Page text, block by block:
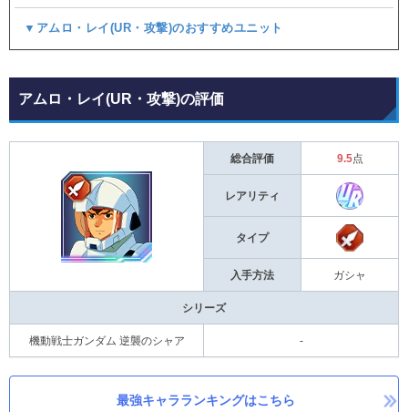
▼アムロ・レイ(UR・攻撃)のおすすめユニット
アムロ・レイ(UR・攻撃)の評価
総合評価 9.5点
レアリティ
タイプ
入手方法 ガシャ
シリーズ
機動戦士ガンダム 逆襲のシャア -
最強キャラランキングはこちら